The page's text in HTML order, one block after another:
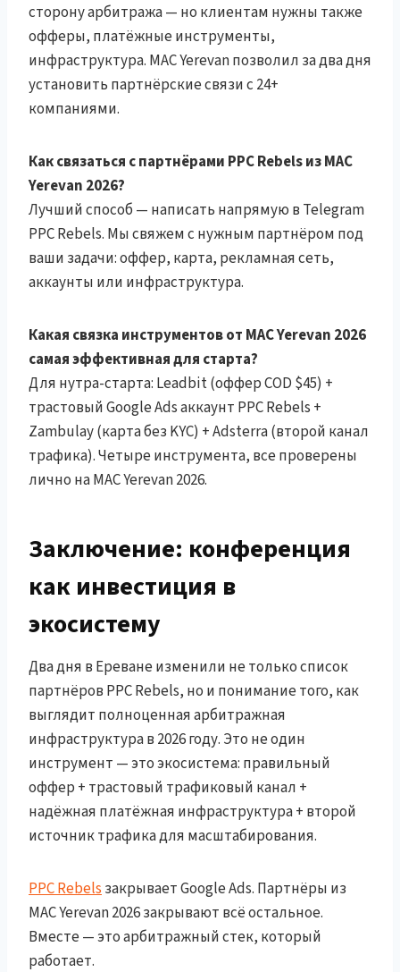
сторону арбитража — но клиентам нужны также
офферы, платёжные инструменты,
инфраструктура. MAC Yerevan позволил за два дня
установить партнёрские связи с 24+
компаниями.
Как связаться с партнёрами PPC Rebels из MAC
Yerevan 2026?
Лучший способ — написать напрямую в Telegram
PPC Rebels. Мы свяжем с нужным партнёром под
ваши задачи: оффер, карта, рекламная сеть,
аккаунты или инфраструктура.
Какая связка инструментов от MAC Yerevan 2026
самая эффективная для старта?
Для нутра-старта: Leadbit (оффер COD $45) +
трастовый Google Ads аккаунт PPC Rebels +
Zambulay (карта без KYC) + Adsterra (второй канал
трафика). Четыре инструмента, все проверены
лично на MAC Yerevan 2026.
Заключение: конференция
как инвестиция в
экосистему
Два дня в Ереване изменили не только список
партнёров PPC Rebels, но и понимание того, как
выглядит полноценная арбитражная
инфраструктура в 2026 году. Это не один
инструмент — это экосистема: правильный
оффер + трастовый трафиковый канал +
надёжная платёжная инфраструктура + второй
источник трафика для масштабирования.
PPC Rebels закрывает Google Ads. Партнёры из
MAC Yerevan 2026 закрывают всё остальное.
Вместе — это арбитражный стек, который
работает.